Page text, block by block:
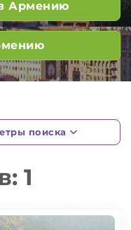
Армению
поиска
1